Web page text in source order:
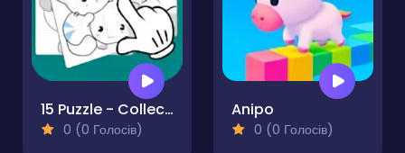
15 Puzzle - Collect a picture
0 (0 Голосів)
Anipo
0 (0 Голосів)